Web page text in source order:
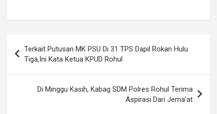
navigation
Terkait Putusan MK PSU Di 31 TPS Dapil Rokan Hulu
Tiga,Ini Kata Ketua KPUD Rohul
Di Minggu Kasih, Kabag SDM Polres Rohul Terima
Aspirasi Dari Jema’at